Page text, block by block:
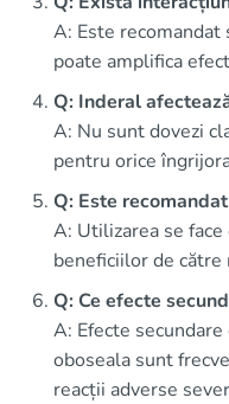
A: Este
poate amplifica
Q: Inderal
A: Nu sunt dovezi
pentru orice
Q: Este
A: Utilizarea se
beneficiilor de către
Q: Ce efecte
A: Efecte
oboseala sunt
reacții adverse